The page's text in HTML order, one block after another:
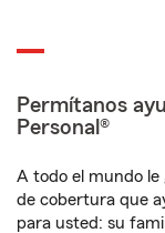
Permítanos
Personal®
A todo el mundo le
de cobertura que
para usted: su